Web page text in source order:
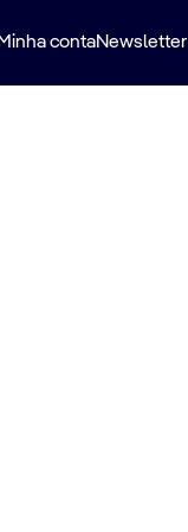
contaNewsletter